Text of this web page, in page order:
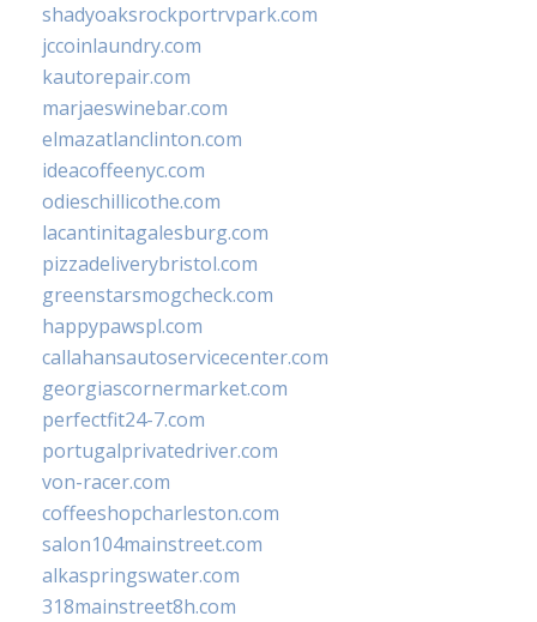
shadyoaksrockportrvpark.com
jccoinlaundry.com
kautorepair.com
marjaeswinebar.com
elmazatlanclinton.com
ideacoffeenyc.com
odieschillicothe.com
lacantinitagalesburg.com
pizzadeliverybristol.com
greenstarsmogcheck.com
happypawspl.com
callahansautoservicecenter.com
georgiascornermarket.com
perfectfit24-7.com
portugalprivatedriver.com
von-racer.com
coffeeshopcharleston.com
salon104mainstreet.com
alkaspringswater.com
318mainstreet8h.com